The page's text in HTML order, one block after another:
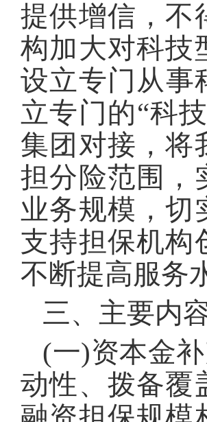
提供增信，不
构加大对科技
设立专门从事
立专门的“科
集团对接，将
担分险范围，
业务规模，切
支持担保机构
不断提高服务
三、主要内
(一)资本金
动性、拨备覆